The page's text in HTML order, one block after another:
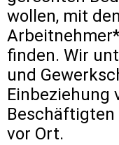
wollen, mit
finden. Wir
und
Einbeziehung
vor Ort.